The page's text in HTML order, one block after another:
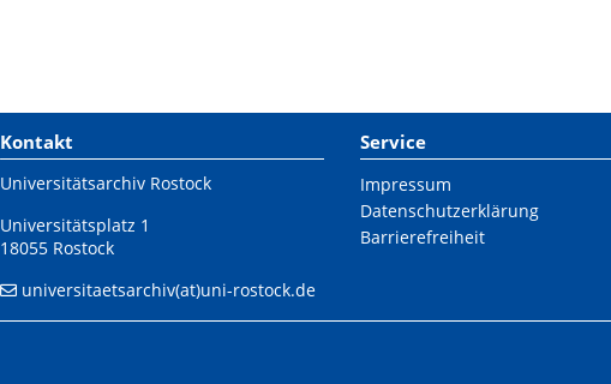
Kontakt
Universitätsarchiv Rostock
Universitätsplatz 1
18055 Rostock
universitaetsarchiv(at)uni-rostock.de
Service
Impressum
Datenschutzerklärung
Barrierefreiheit